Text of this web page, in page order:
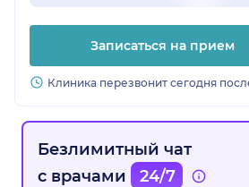
Записаться на прием
Клиника перезвонит сегодня
Безлимитный чат
с врачами
24/7